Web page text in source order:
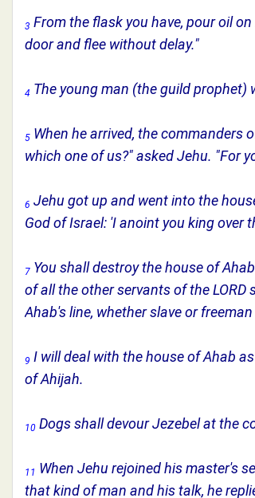
3 From the flask you have, pour oil
door and flee without delay."
4 The young man (the guild prophet)
5 When he arrived, the commanders
which one of us?" asked Jehu. "For
6 Jehu got up and went into the
God of Israel: 'I anoint you king over
7 You shall destroy the house of
of all the other servants of the LORD
Ahab's line, whether slave or
9 I will deal with the house of Ahab
of Ahijah.
10 Dogs shall devour Jezebel at the
11 When Jehu rejoined his master's
that kind of man and his talk, he